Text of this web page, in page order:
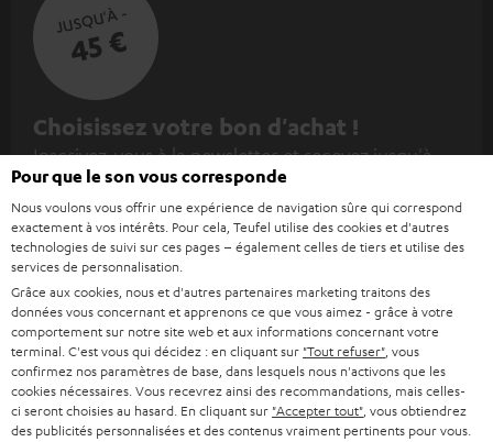
JUSQU'À -
45 €
I
n
s
c
r
i
v
e
z
-
Choisissez votre bon d'achat !
Inscrivez-vous à la newsletter et recevez jusqu'à
45 € de remise.
EMAIL
WIDGET
Pour que le son vous corresponde
Nous voulons vous offrir une expérience de navigation sûre qui correspond
exactement à vos intérêts. Pour cela, Teufel utilise des cookies et d'autres
technologies de suivi sur ces pages – également celles de tiers et utilise des
services de personnalisation.
Grâce aux cookies, nous et d'autres partenaires marketing traitons des
données vous concernant et apprenons ce que vous aimez - grâce à votre
comportement sur notre site web et aux informations concernant votre
terminal. C'est vous qui décidez : en cliquant sur "Tout refuser" , vous
confirmez nos paramètres de base, dans lesquels nous n'activons que les
cookies nécessaires. Vous recevrez ainsi des recommandations, mais celles-
ci seront choisies au hasard. En cliquant sur "Accepter tout" , vous obtiendrez
des publicités personnalisées et des contenus vraiment pertinents pour vous.